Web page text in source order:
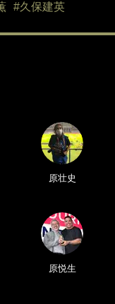
#久保建英
原壮史
原悦生